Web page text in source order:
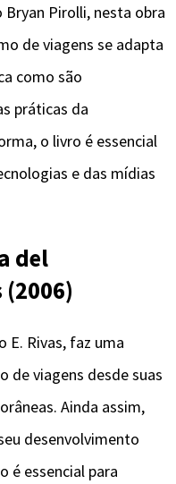
Pirolli, nesta obra
de viagens se adapta
como são
práticas da
o livro é essencial
e das mídias
del
E. Rivas, faz uma
de viagens desde suas
Ainda assim,
desenvolvimento
é essencial para